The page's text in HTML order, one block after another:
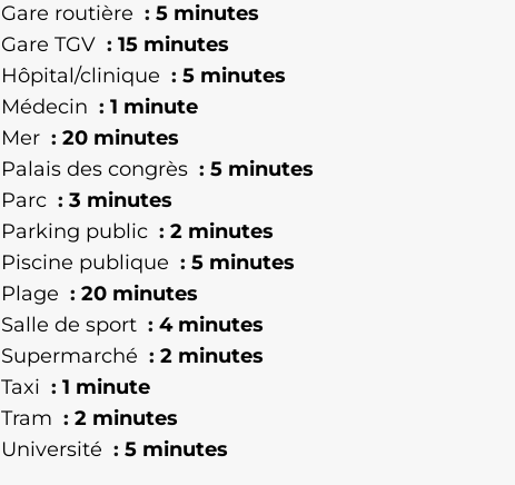
Gare routière
5 minutes
Gare TGV
15 minutes
Hôpital/clinique
5 minutes
Médecin
1 minute
Mer
20 minutes
Palais des congrès
5 minutes
Parc
3 minutes
Parking public
2 minutes
Piscine publique
5 minutes
Plage
20 minutes
Salle de sport
4 minutes
Supermarché
2 minutes
Taxi
1 minute
Tram
2 minutes
Université
5 minutes